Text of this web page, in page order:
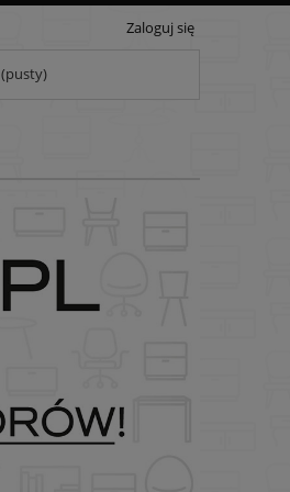
Zaloguj się
(pusty)